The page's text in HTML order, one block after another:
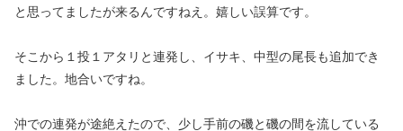
と思ってましたが来るんですねえ。嬉しい誤算です。
そこから１投１アタリと連発し、イサキ、中型の尾長も追加でき
ました。地合いですね。
沖での連発が途絶えたので、少し手前の磯と磯の間を流している